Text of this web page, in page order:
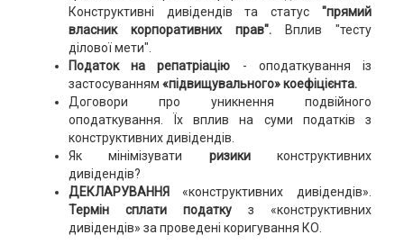
Конструктивні дивідендів та статус"прямий
власник корпоративних прав".
Вплив "тесту
ділової мети".
Податок на репатріацію - оподаткування із
застосуванням «підвищувального» коефіцієнта.
Договори про уникнення подвійного
оподаткування. Їх вплив на суми податків з
конструктивних дивідендів.
Як мінімізувати ризикиконструктивних
дивідендів?
ДЕКЛАРУВАННЯ«конструктивних дивідендів».
Термін сплати податкуз «конструктивних
дивідендів» за проведені коригування КО.